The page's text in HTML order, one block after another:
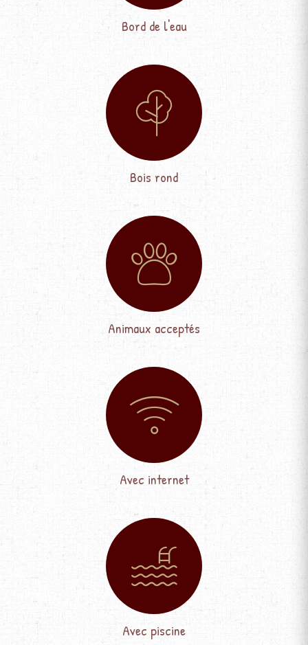
Bord de l'eau
Bois rond
Animaux acceptés
Avec internet
Avec piscine